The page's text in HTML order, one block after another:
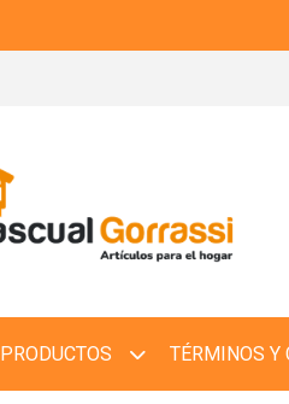
PRODUCTOS TÉRMINOS Y